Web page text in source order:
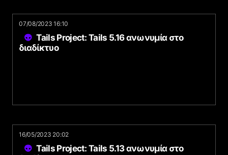
07/08/2023 16:10
Tails Project: Tails 5.16 ανωνυμία στο
διαδίκτυο
16/05/2023 20:02
Tails Project: Tails 5.13 ανωνυμία στο